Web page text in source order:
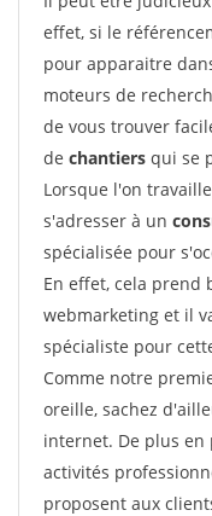
effet, si le
pour apparaitre
moteurs de
de vous trouver
de chantiers qui se
Lorsque l'on
s'adresser à un
spécialisée pour
En effet, cela prend
webmarketing et il
spécialiste pour
Comme notre
oreille, sachez
internet. De plus
activités
proposent aux